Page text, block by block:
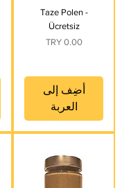
Taze Polen -
Ücretsiz
السعر‏0.00 TRY
أضِف إلى
العربة